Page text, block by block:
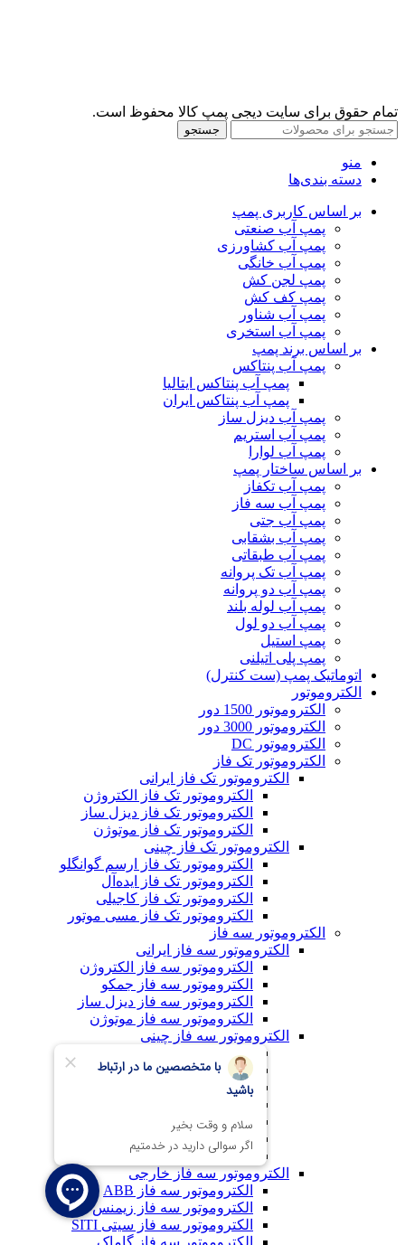
تمام حقوق برای سایت دیجی پمپ کالا محفوظ است.
جستجو
منو
دسته بندی‌ها
بر اساس کاربری پمپ
پمپ آب صنعتی
پمپ آب کشاورزی
پمپ آب خانگی
پمپ لجن کش
پمپ کف کش
پمپ آب شناور
پمپ آب استخری
بر اساس برند پمپ
پمپ آب پنتاکس
پمپ آب پنتاکس ایتالیا
پمپ آب پنتاکس ایران
پمپ آب دیزل ساز
پمپ آب استریم
پمپ آب لوارا
بر اساس ساختار پمپ
پمپ آب تکفاز
پمپ آب سه فاز
پمپ آب جتی
پمپ آب بشقابی
پمپ آب طبقاتی
پمپ آب تک پروانه
پمپ آب دو پروانه
پمپ آب لوله بلند
پمپ آب دو لول
پمپ استیل
پمپ پلی اتیلنی
اتوماتیک پمپ (ست کنترل)
الکتروموتور
الکتروموتور 1500 دور
الکتروموتور 3000 دور
الکتروموتور DC
الکتروموتور تک فاز
الکتروموتور تک فاز ایرانی
الکتروموتور تک فاز الکتروژن
الکتروموتور تک فاز دیزل ساز
الکتروموتور تک فاز موتوژن
الکتروموتور تک فاز چینی
الکتروموتور تک فاز ارسم گوانگلو
الکتروموتور تک فاز ایده‌آل
الکتروموتور تک فاز کاجیلی
الکتروموتور تک فاز مسی موتور
الکتروموتور سه فاز
الکتروموتور سه فاز ایرانی
الکتروموتور سه فاز الکتروژن
الکتروموتور سه فاز جمکو
الکتروموتور سه فاز دیزل ساز
الکتروموتور سه فاز موتوژن
الکتروموتور سه فاز چینی
الکتروموتور سه فاز ارسم گوانگلو
الکتروموتور سه فاز استریم
الکتروموتور سه فاز ایده‌آل
الکتروموتور سه فاز جلیم
الکتروموتور سه فاز کاجیلی
الکتروموتور سه فاز مسی موتور
الکتروموتور سه فاز خارجی
الکتروموتور سه فاز ABB
الکتروموتور سه فاز زیمنس
الکتروموتور سه فاز سیتی SITI